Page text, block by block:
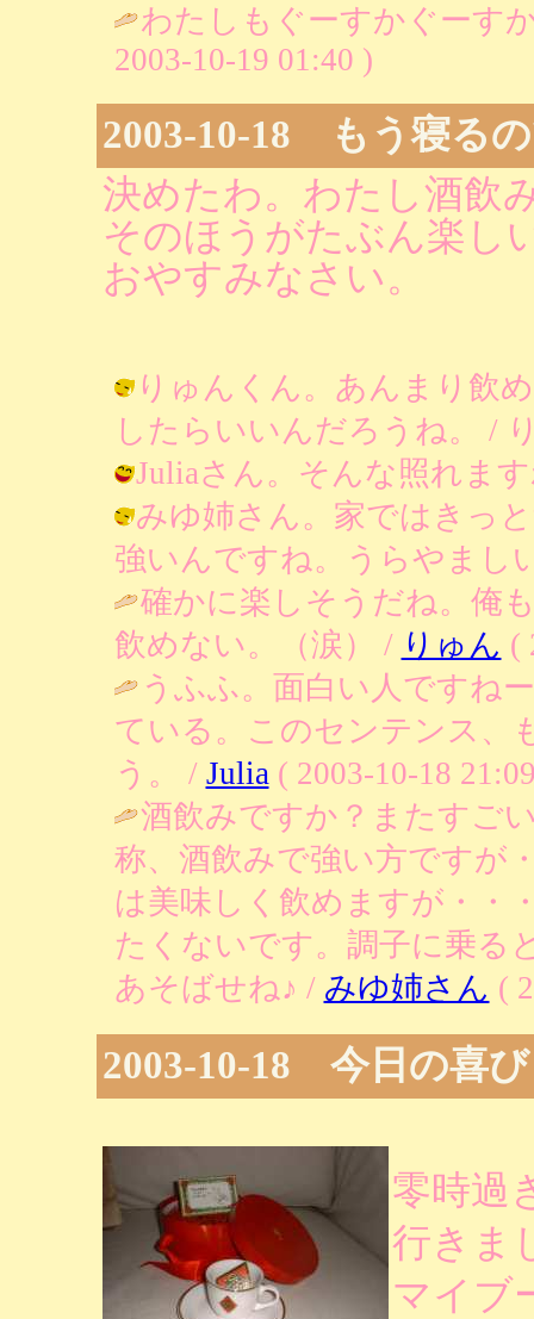
わたしもぐーすかぐーす
2003-10-19 01:40 )
2003-10-18 もう寝る
決めたわ。わたし酒飲
そのほうがたぶん楽し
おやすみなさい。
りゅんくん。あんまり飲
したらいいんだろうね。 /
Juliaさん。そんな照れま
みゆ姉さん。家ではきっ
強いんですね。うらやまし
確かに楽しそうだね。俺
飲めない。（涙） / りゅん (
うふふ。面白い人ですね
ている。このセンテンス、
う。 / Julia ( 2003-10-18
酒飲みですか？またすご
称、酒飲みで強い方ですが
は美味しく飲めますが・・
たくないです。調子に乗る
あそばせね♪ / みゆ姉さん (
2003-10-18 今日の喜び
零時過
行きま
マイブ